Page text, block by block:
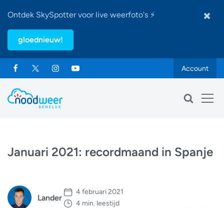
Ontdek SkySpotter voor live weerfoto's ⚡
gloednieuw!
Account
Januari 2021: recordmaand in Spanje
Lander
4 februari 2021
4 min. leestijd